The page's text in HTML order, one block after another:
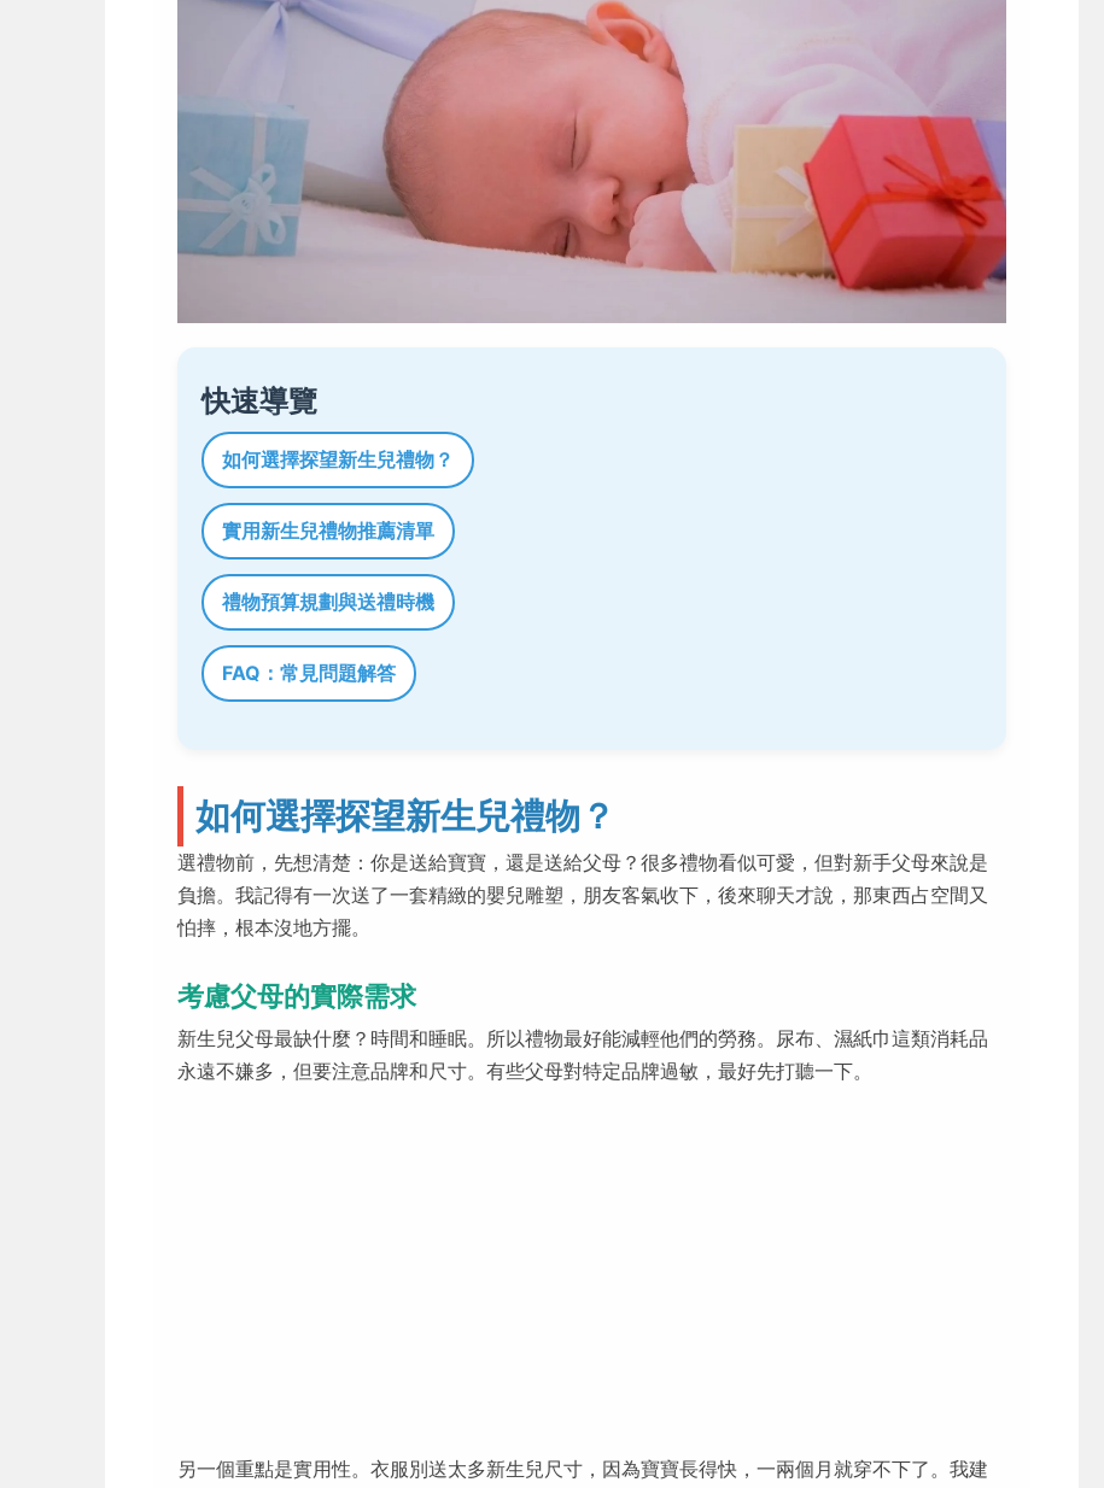
快速導覽
如何選擇探望新生兒禮物？
實用新生兒禮物推薦清單
禮物預算規劃與送禮時機
FAQ：常見問題解答
如何選擇探望新生兒禮物？
選禮物前，先想清楚：你是送給寶寶，還是送給父母？很多禮物看似可愛，但對新手父母來說是
負擔。我記得有一次送了一套精緻的嬰兒雕塑，朋友客氣收下，後來聊天才說，那東西占空間又
怕摔，根本沒地方擺。
考慮父母的實際需求
新生兒父母最缺什麼？時間和睡眠。所以禮物最好能減輕他們的勞務。尿布、濕紙巾這類消耗品
永遠不嫌多，但要注意品牌和尺寸。有些父母對特定品牌過敏，最好先打聽一下。
另一個重點是實用性。衣服別送太多新生兒尺寸，因為寶寶長得快，一兩個月就穿不下了。我建